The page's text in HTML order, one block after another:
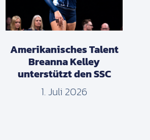
Amerikanisches Talent
Breanna Kelley
unterstützt den SSC
1. Juli 2026